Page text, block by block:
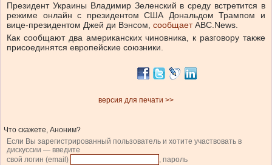
Президент Украины Владимир Зеленский в среду встретится в
режиме онлайн с президентом США Дональдом Трампом и
вице-президентом Джей ди Вэнсом, сообщаетABC.News.
Как сообщают два американских чиновника, к разговору также
присоединятся европейские союзники.
версия для печати >>
Что скажете, Аноним?
Если Вы зарегистрированный пользователь и хотите участвовать в
дискуссии — введите
свой логин (email)
, пароль